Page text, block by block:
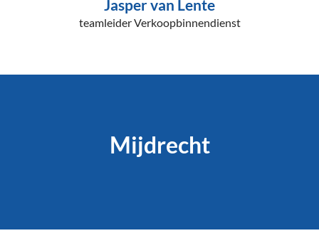
Jasper van Lente
teamleider Verkoopbinnendienst
Mijdrecht